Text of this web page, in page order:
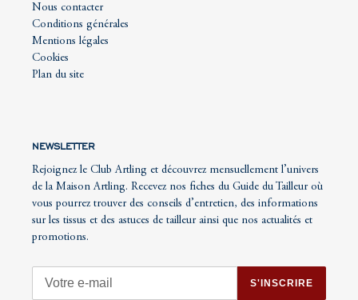
Nous contacter
Conditions générales
Mentions légales
Cookies
Plan du site
NEWSLETTER
Rejoignez le Club Artling et découvrez mensuellement l’univers
de la Maison Artling. Recevez nos fiches du Guide du Tailleur où
vous pourrez trouver des conseils d’entretien, des informations
sur les tissus et des astuces de tailleur ainsi que nos actualités et
promotions.
S'INSCRIRE